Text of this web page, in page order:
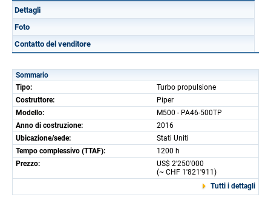
Dettagli
Foto
Contatto del venditore
Sommario
Tipo:
Turbo propulsione
Costruttore:
Piper
Modello:
M500 - PA46-500TP
Anno di costruzione:
2016
Ubicazione/sede:
Stati Uniti
Tempo complessivo (TTAF):
1200 h
Prezzo:
US$ 2'250'000
(~ CHF 1'821'911)
Tutti i dettagli